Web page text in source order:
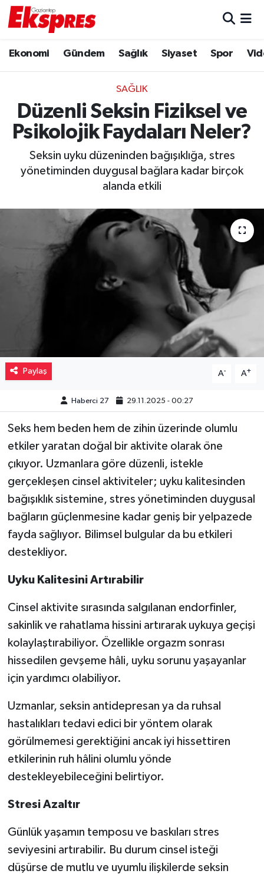
Ekonomi Gündem Sağlık Siyaset Spor
SAĞLIK
Düzenli Seksin Fiziksel ve
Psikolojik Faydaları Neler?
Seksin uyku düzeninden bağışıklığa, stres
yönetiminden duygusal bağlara kadar birçok
alanda etkili
Paylaş A- A+
Haberci 27 29.11.2025 - 00:27
Seks hem beden hem de zihin üzerinde olumlu
etkiler yaratan doğal bir aktivite olarak öne
çıkıyor. Uzmanlara göre düzenli, istekle
gerçekleşen cinsel aktiviteler; uyku kalitesinden
bağışıklık sistemine, stres yönetiminden duygusal
bağların güçlenmesine kadar geniş bir yelpazede
fayda sağlıyor. Bilimsel bulgular da bu etkileri
destekliyor.
Uyku Kalitesini Artırabilir
Cinsel aktivite sırasında salgılanan endorfinler,
sakinlik ve rahatlama hissini artırarak uykuya geçişi
kolaylaştırabiliyor. Özellikle orgazm sonrası
hissedilen gevşeme hâli, uyku sorunu yaşayanlar
için yardımcı olabiliyor.
Uzmanlar, seksin antidepresan ya da ruhsal
hastalıkları tedavi edici bir yöntem olarak
görülmemesi gerektiğini ancak iyi hissettiren
etkilerinin ruh hâlini olumlu yönde
destekleyebileceğini belirtiyor.
Stresi Azaltır
Günlük yaşamın temposu ve baskıları stres
seviyesini artırabilir. Bu durum cinsel isteği
düşürse de mutlu ve uyumlu ilişkilerde seksin
Ekonomi
Gaziantep son dakika
Genel
Gündem
Kültür Sanat
Magazin
Resmi İlanlar
Sağlık
Sinemalar
Siyaset
Spor
Teknoloji
Türkiye
Video Haber
Yaşam
Yemek
Trafik Durumu
Puan Durumu ve Fikstür
Tüm Manşetler
Son Dakika Haberleri